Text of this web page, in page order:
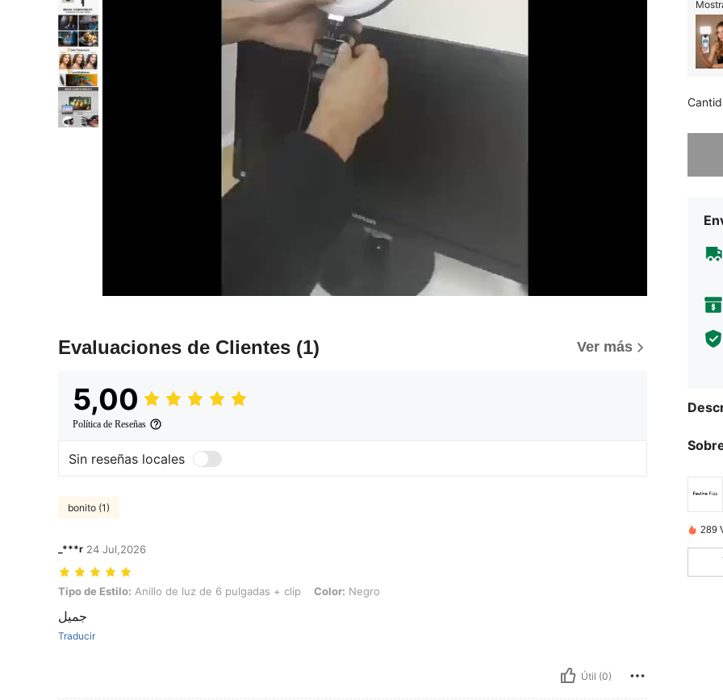
Evaluaciones de Clientes (1) Ver más
5,00
Política de Reseñas
Sin reseñas locales
bonito (1)
_***r 24 Jul,2026
Tipo de Estilo: Anillo de luz de 6 pulgadas + clip, Color: Negro
Tipo de Estilo: Anillo de luz de 6 pulgadas + clip Color: Negro
جميل
Traducir
Útil (0)
Lo
289